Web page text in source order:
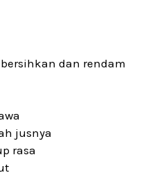
dan rendam
jusnya
rasa